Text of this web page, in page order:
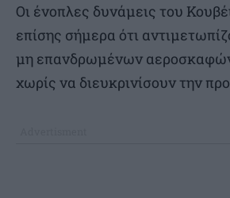
Οι ένοπλες δυνάμεις του
επίσης σήμερα ότι
μη επανδρωμένων
χωρίς να διευκρινίσουν την